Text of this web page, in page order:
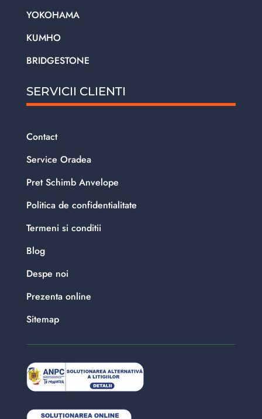
YOKOHAMA
KUMHO
BRIDGESTONE
SERVICII CLIENTI
Contact
Service Oradea
Pret Schimb Anvelope
Politica de confidentialitate
Termeni si conditii
Blog
Despe noi
Prezenta online
Sitemap